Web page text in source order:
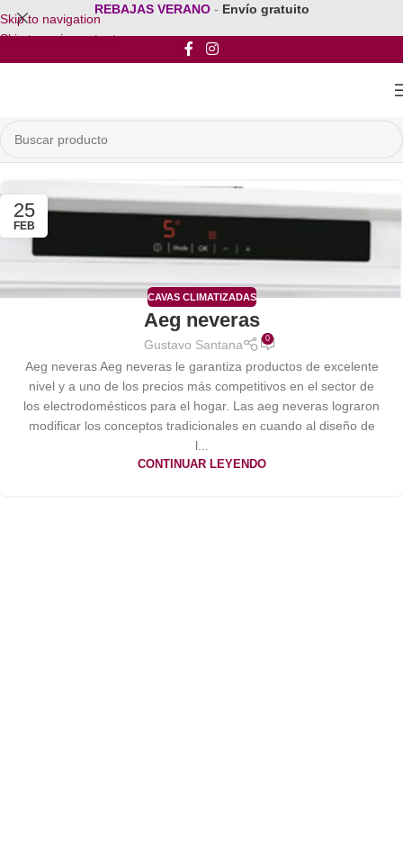
Skip to navigation
Skip to main content
REBAJAS VERANO - Envío gratuito
25
FEB
CAVAS CLIMATIZADAS
Aeg neveras
Gustavo Santana 0
Aeg neveras Aeg neveras le garantiza productos de excelente
nivel y a uno de los precios más competitivos en el sector de
los electrodomésticos para el hogar. Las aeg neveras lograron
modificar los conceptos tradicionales en cuando al diseño de
l...
CONTINUAR LEYENDO